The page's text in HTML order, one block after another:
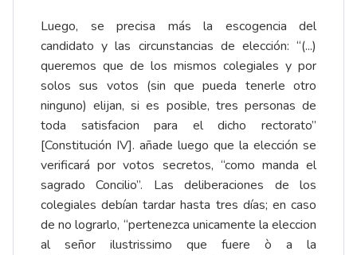
Luego, se precisa más la escogencia del
candidato y las circunstancias de elección: “(...)
queremos que de los mismos colegiales y por
solos sus votos (sin que pueda tenerle otro
ninguno) elijan, si es posible, tres personas de
toda satisfacion para el dicho rectorato”
[Constitución IV]. añade luego que la elección se
verificará por votos secretos, “como manda el
sagrado Concilio”. Las deliberaciones de los
colegiales debían tardar hasta tres días; en caso
de no lograrlo, “pertenezca unicamente la eleccion
al señor ilustrissimo que fuere ò a la